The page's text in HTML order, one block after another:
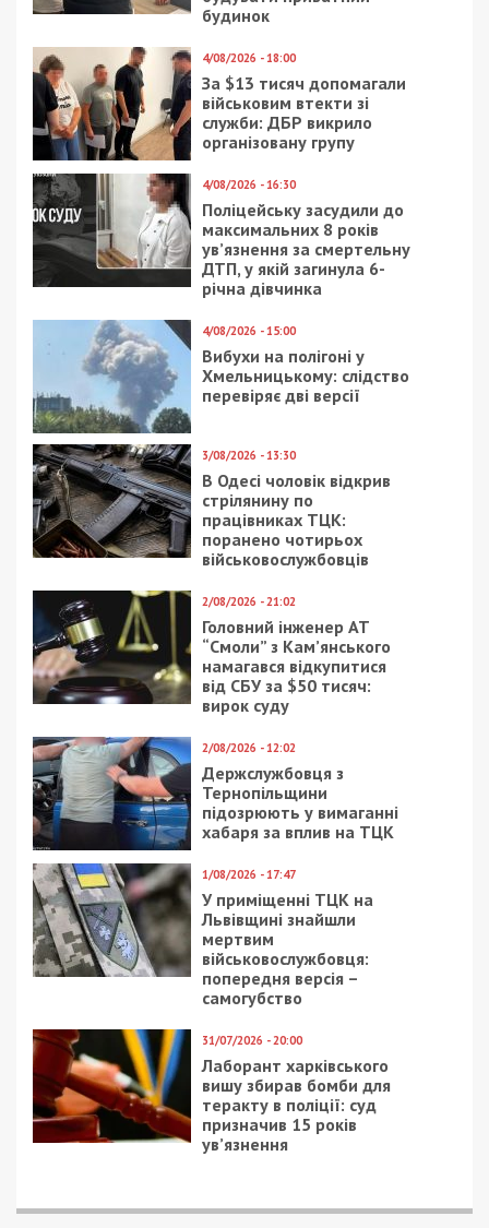
Читайте також
Предыдущая статья:
Официально: Днепропетровщина
остается самой защищенной в Украине
Следующая статья:
Информационная безопасность во время
СУСПІЛЬСТВО
Коронавирус в Днепре:
три медучреждения
оборудовали для
приема больных
Ракетний удар у
Дніпрі та області був
спрямований по
об’єктах “Укрзалізниці”
24/08/2023 - 8:10
Як буде працювати
міський транспорт
станом на ранок 24
серпня
6/07/2021 - 9:31
Коронавирус в
статистика на утро 6
июля